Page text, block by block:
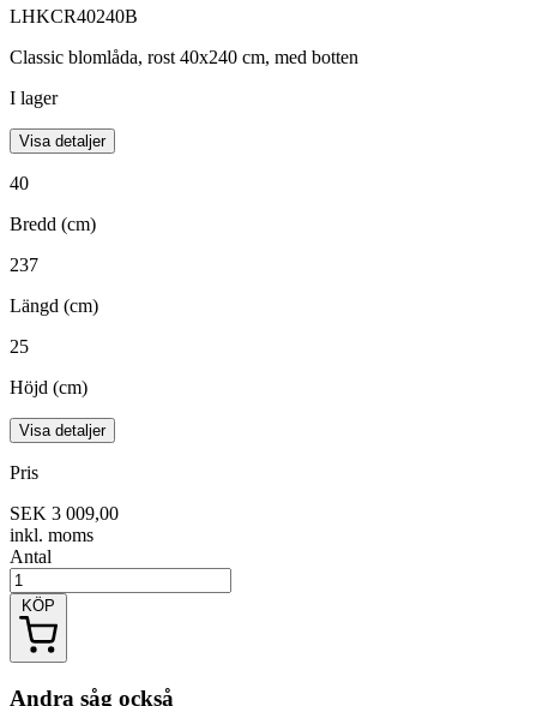
LHKCR40240B
Classic blomlåda, rost 40x240 cm, med botten
I lager
Visa detaljer
40
Bredd (cm)
237
Längd (cm)
25
Höjd (cm)
Visa detaljer
Pris
SEK 3 009,00
inkl. moms
Antal
KÖP
Andra såg också